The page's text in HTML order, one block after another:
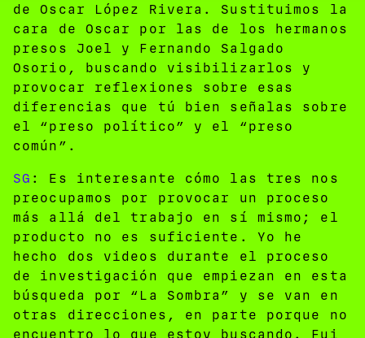
de Oscar López Rivera. Sustituimos la
cara de Oscar por las de los hermanos
presos Joel y Fernando Salgado
Osorio, buscando visibilizarlos y
provocar reflexiones sobre esas
diferencias que tú bien señalas sobre
el “preso político” y el “preso
común”.
SG : Es interesante cómo las tres nos
preocupamos por provocar un proceso
más allá del trabajo en sí mismo; el
producto no es suficiente. Yo he
hecho dos videos durante el proceso
de investigación que empiezan en esta
búsqueda por “La Sombra” y se van en
otras direcciones, en parte porque no
encuentro lo que estoy buscando. Fui